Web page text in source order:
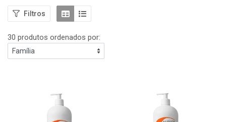
Filtros
30 produtos ordenados por: